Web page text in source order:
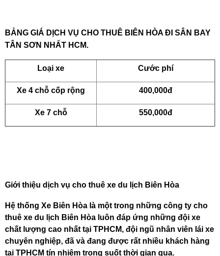
BẢNG GIÁ DỊCH VỤ CHO THUÊ BIÊN HÒA ĐI SÂN BAY
TÂN SƠN NHẤT HCM.
Loại xe Cước phí
Xe 4 chỗ cốp rộng 400,000đ
Xe 7 chỗ 550,000đ
Giới thiệu dịch vụ cho thuê xe du lịch Biên Hòa
Hệ thống Xe Biên Hòa là một trong những công ty cho
thuê xe du lịch Biên Hòa luôn đáp ứng những đội xe
chất lượng cao nhất tại TPHCM, đội ngũ nhân viên lái xe
chuyên nghiệp, đã và đang được rất nhiều khách hàng
tại TPHCM tín nhiệm trong suốt thời gian qua.